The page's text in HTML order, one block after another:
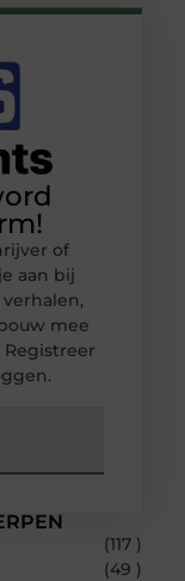
(117 )
(49 )
of
aan bij
mee